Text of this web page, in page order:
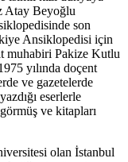
Atay Beyoğlu
son
Ansiklopedisi için
muhabiri Pakize Kutlu
yılında doçent
ve gazetelerde
eserlerle
ve kitapları
olan İstanbul